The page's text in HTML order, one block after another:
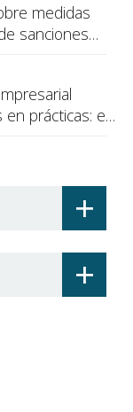
medidas
sanciones
prácticas: el
+
+